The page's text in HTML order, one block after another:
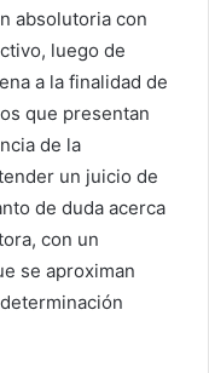
absolutoria con
luego de
a la finalidad de
que presentan
de la
un juicio de
de duda acerca
con un
se aproximan